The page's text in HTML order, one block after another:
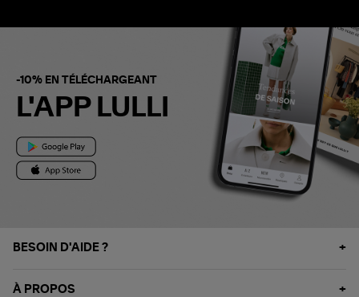
-10% EN TÉLÉCHARGEANT
L'APP LULLI
BESOIN D'AIDE ?
À PROPOS